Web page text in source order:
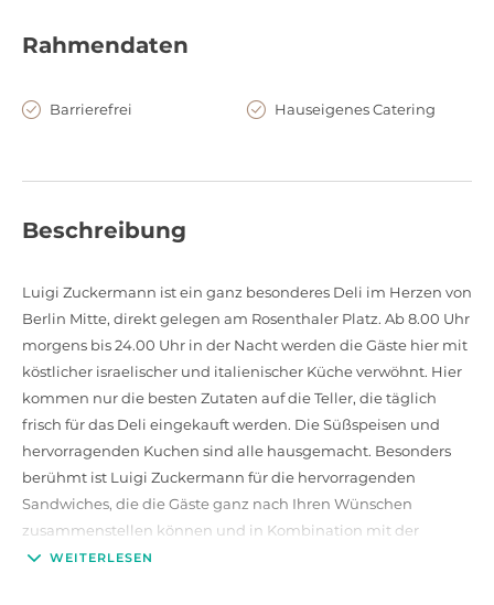
Rahmendaten
Barrierefrei Hauseigenes Catering
Beschreibung
Luigi Zuckermann ist ein ganz besonderes Deli im Herzen von
Berlin Mitte, direkt gelegen am Rosenthaler Platz. Ab 8.00 Uhr
morgens bis 24.00 Uhr in der Nacht werden die Gäste hier mit
köstlicher israelischer und italienischer Küche verwöhnt. Hier
kommen nur die besten Zutaten auf die Teller, die täglich
frisch für das Deli eingekauft werden. Die Süßspeisen und
hervorragenden Kuchen sind alle hausgemacht. Besonders
berühmt ist Luigi Zuckermann für die hervorragenden
Sandwiches, die die Gäste ganz nach Ihren Wünschen
zusammenstellen können und in Kombination mit der
hausgemachten Limonade zu einem wahren
WEITERLESEN